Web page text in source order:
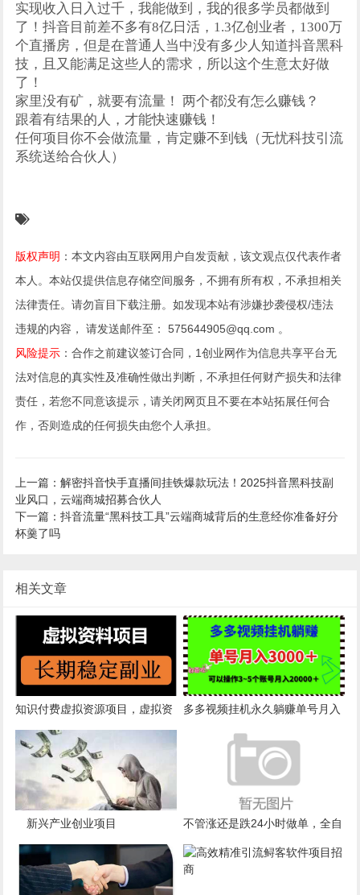
实现收入日入过千，我能做到，我的很多学员都做到
了！抖音目前差不多有8亿日活，1.3亿创业者，1300万
个直播房，但是在普通人当中没有多少人知道抖音黑科
技，且又能满足这些人的需求，所以这个生意太好做
了！
家里没有矿，就要有流量！ 两个都没有怎么赚钱？
跟着有结果的人，才能快速赚钱！
任何项目你不会做流量，肯定赚不到钱（无忧科技引流
系统送给合伙人）
版权声明 ：本文内容由互联网用户自发贡献，该文观点仅代表作者
本人。本站仅提供信息存储空间服务，不拥有所有权，不承担相关
法律责任。请勿盲目下载注册。如发现本站有涉嫌抄袭侵权/违法
违规的内容， 请发送邮件至： 575644905@qq.com 。
风险提示 ：合作之前建议签订合同，1创业网作为信息共享平台无
法对信息的真实性及准确性做出判断，不承担任何财产损失和法律
责任，若您不同意该提示，请关闭网页且不要在本站拓展任何合
作，否则造成的任何损失由您个人承担。
上一篇：解密抖音快手直播间挂铁爆款玩法！2025抖音黑科技副
业风口，云端商城招募合伙人
下一篇：抖音流量“黑科技工具”云端商城背后的生意经你准备好分
杯羹了吗
相关文章
知识付费虚拟资源项目，虚拟资
源暴利玩法，每月轻松躺赚3万
+！
多多视频挂机永久躺赚单号月入
3000~5000可以同时操作三五个
新兴产业创业项目
不管涨还是跌24小时做单，全自
动交易机器人，Destek AI合约量
化机器人！